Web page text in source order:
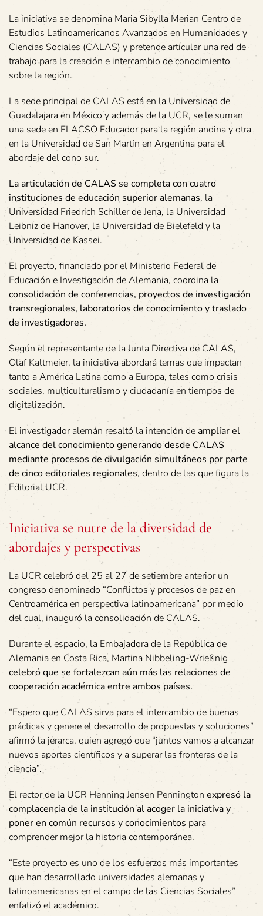
La iniciativa se denomina Maria Sibylla Merian Centro de
Estudios Latinoamericanos Avanzados en Humanidades y
Ciencias Sociales (CALAS) y pretende articular una red de
trabajo para la creación e intercambio de conocimiento
sobre la región.
La sede principal de CALAS está en la Universidad de
Guadalajara en México y además de la UCR, se le suman
una sede en FLACSO Educador para la región andina y otra
en la Universidad de San Martín en Argentina para el
abordaje del cono sur.
La articulación de CALAS se completa con cuatro
instituciones de educación superior alemanas, la
Universidad Friedrich Schiller de Jena, la Universidad
Leibniz de Hanover, la Universidad de Bielefeld y la
Universidad de Kassei.
El proyecto, financiado por el Ministerio Federal de
Educación e Investigación de Alemania, coordina la
consolidación de conferencias, proyectos de investigación
transregionales, laboratorios de conocimiento y traslado
de investigadores.
Según el representante de la Junta Directiva de CALAS,
Olaf Kaltmeier, la iniciativa abordará temas que impactan
tanto a América Latina como a Europa, tales como crisis
sociales, multiculturalismo y ciudadanía en tiempos de
digitalización.
El investigador alemán resaltó la intención deampliar el
alcance del conocimiento generando desde CALAS
mediante procesos de divulgación simultáneos por parte
de cinco editoriales regionales, dentro de las que figura la
Editorial UCR.
Iniciativa se nutre de la diversidad de
abordajes y perspectivas
La UCR celebró del 25 al 27 de setiembre anterior un
congreso denominado “Conflictos y procesos de paz en
Centroamérica en perspectiva latinoamericana” por medio
del cual, inauguró la consolidación de CALAS.
Durante el espacio, la Embajadora de la República de
Alemania en Costa Rica, Martina Nibbeling-Wrießnig
celebró que se fortalezcan aún más las relaciones de
cooperación académica entre ambos países.
“Espero que CALAS sirva para el intercambio de buenas
prácticas y genere el desarrollo de propuestas y soluciones”
afirmó la jerarca, quien agregó que “juntos vamos a alcanzar
nuevos aportes científicos y a superar las fronteras de la
ciencia”.
El rector de la UCR Henning Jensen Pennington expresó la
complacencia de la institución al acoger la iniciativa y
poner en común recursos y conocimientos para
comprender mejor la historia contemporánea.
“Este proyecto es uno de los esfuerzos más importantes
que han desarrollado universidades alemanas y
latinoamericanas en el campo de las Ciencias Sociales”
enfatizó el académico.